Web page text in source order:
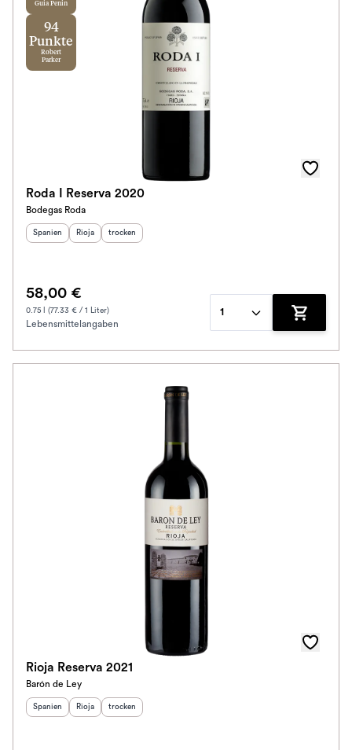
Guia Penin
94
Punkte
Robert
Parker
Roda I Reserva 2020
Bodegas Roda
Herkunftsland:
Spanien Herkunftsregion:
Rioja Geschmack
trocken
58,00 €
0.75 l (77.33 € / 1 Liter)
Lebensmittelangaben
1
Zum
Rioja Reserva 2021
Barón de Ley
Herkunftsland:
Spanien Herkunftsregion:
Rioja Geschmack
trocken